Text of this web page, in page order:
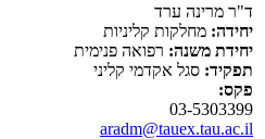
ד"ר מרינה ערד
יחידה: מחלקות קליניות
יחידת משנה: רפואה פנימית
תפקיד: סגל אקדמי קליני
פקס:
03-5303399
aradm@tauex.tau.ac.il